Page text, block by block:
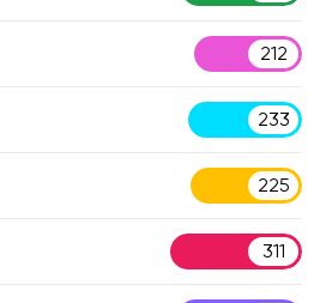
212
233
225
311